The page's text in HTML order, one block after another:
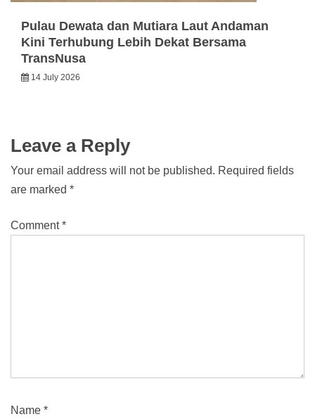
Pulau Dewata dan Mutiara Laut Andaman
Kini Terhubung Lebih Dekat Bersama
TransNusa
14 July 2026
Leave a Reply
Your email address will not be published. Required fields
are marked *
Comment*
Name *